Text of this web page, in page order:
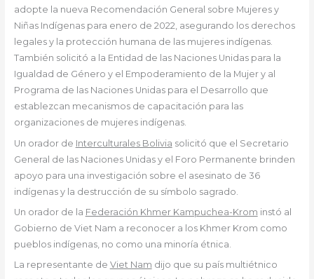
adopte la nueva Recomendación General sobre Mujeres y
Niñas Indígenas para enero de 2022, asegurando los derechos
legales y la protección humana de las mujeres indígenas.
También solicitó a la Entidad de las Naciones Unidas para la
Igualdad de Género y el Empoderamiento de la Mujer y al
Programa de las Naciones Unidas para el Desarrollo que
establezcan mecanismos de capacitación para las
organizaciones de mujeres indígenas.
Un orador de Interculturales Bolivia solicitó que el Secretario
General de las Naciones Unidas y el Foro Permanente brinden
apoyo para una investigación sobre el asesinato de 36
indígenas y la destrucción de su símbolo sagrado.
Un orador de la Federación Khmer Kampuchea-Krom instó al
Gobierno de Viet Nam a reconocer a los Khmer Krom como
pueblos indígenas, no como una minoría étnica.
La representante de Viet Nam dijo que su país multiétnico